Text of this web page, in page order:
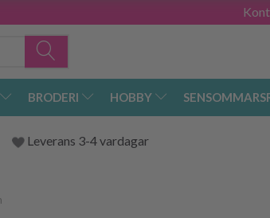
BRODERI HOBBY
Leverans 3-4 vardagar